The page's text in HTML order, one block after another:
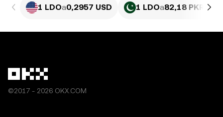
1 LDOa0,2957 USD 1 LDOa82,18 PKR
©2017 - 2026 OKX.COM